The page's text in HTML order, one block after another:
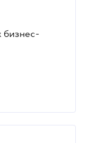
бизнес-